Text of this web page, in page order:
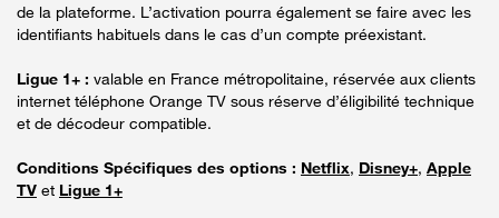
de la plateforme. L’activation pourra également se faire avec les
identifiants habituels dans le cas d’un compte préexistant.
Ligue 1+ : valable en France métropolitaine, réservée aux clients
internet téléphone Orange TV sous réserve d’éligibilité technique
et de décodeur compatible.
Conditions Spécifiques des options : Netflix, Disney+, Apple
TV et Ligue 1+